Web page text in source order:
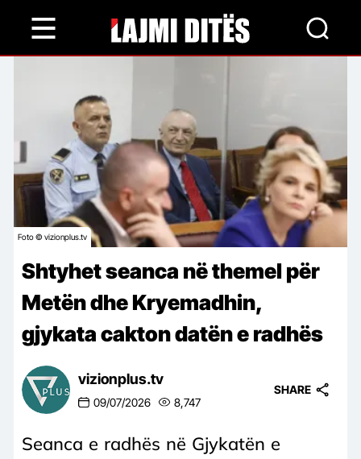
content
Foto © vizionplus.tv
Shtyhet seanca në themel për
Metën dhe Kryemadhin,
gjykata cakton datën e radhës
vizionplus.tv
09/07/2026 8,747
SHARE
Seanca e radhës në Gjykatën e